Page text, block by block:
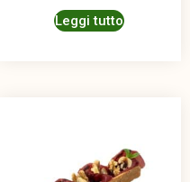
Leggi tutto